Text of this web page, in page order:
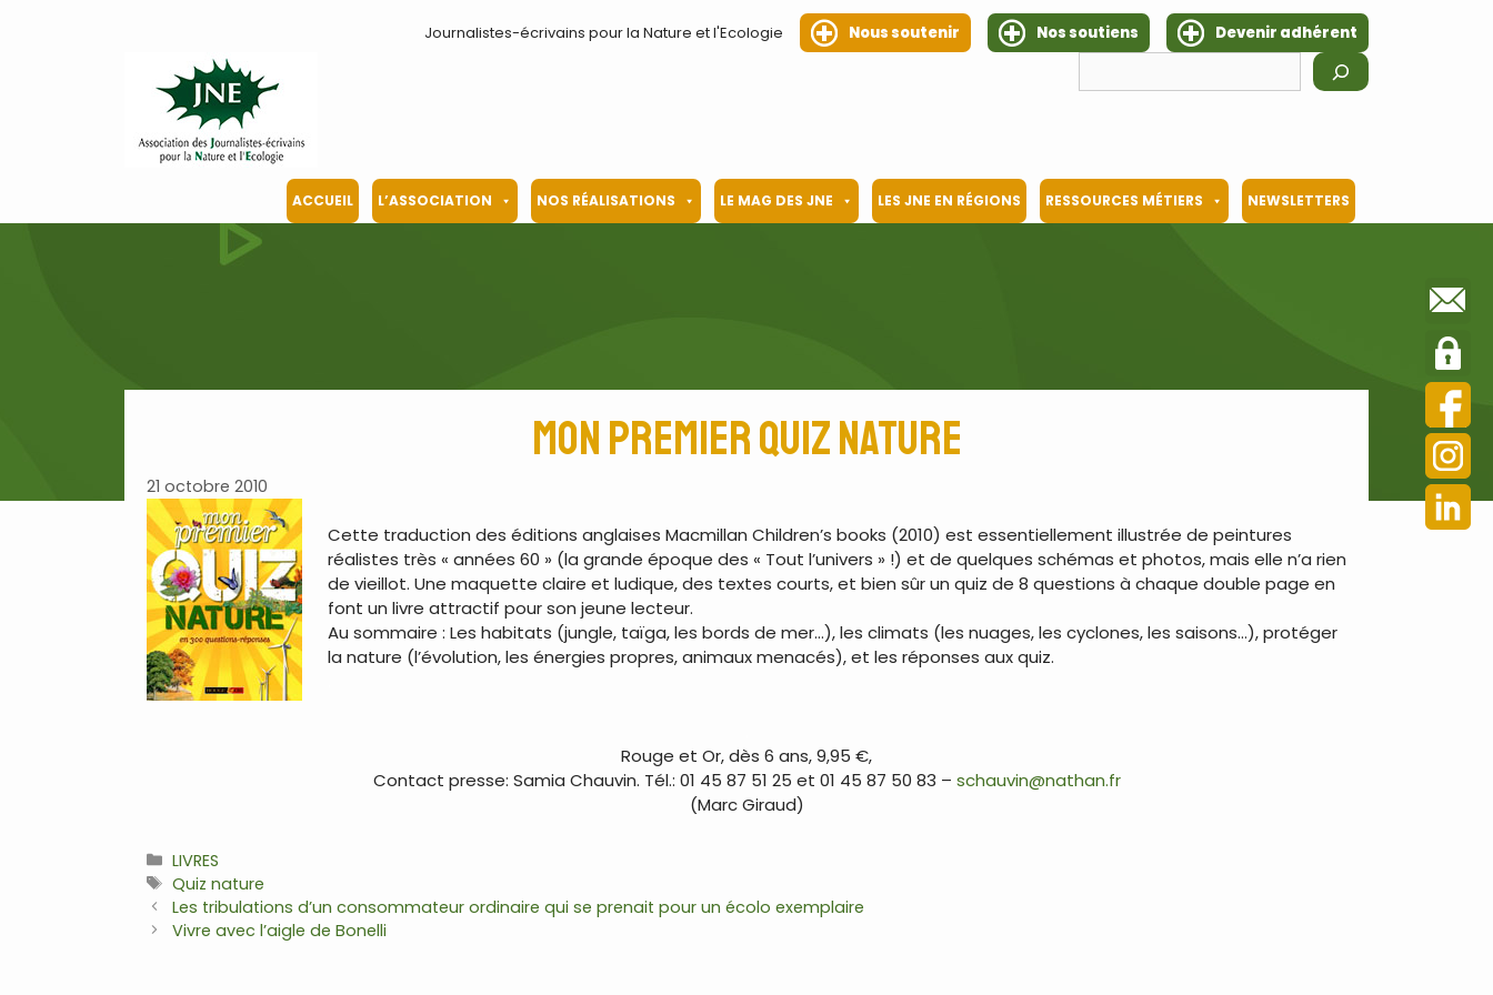
Journalistes-écrivains pour la Nature et l'Ecologie Nous soutenir Nos soutiens
Devenir adhérent
ACCUEIL L’ASSOCIATION NOS RÉALISATIONS LE MAG DES JNE LES JNE EN RÉGIONS RESSOURCES MÉTIERS NEWSLETTERS
Mon premier Quiz nature
21 octobre 2010
Cette traduction des éditions anglaises Macmillan Children’s books (2010) est essentiellement illustrée de peintures
réalistes très « années 60 » (la grande époque des « Tout l’univers » !) et de quelques schémas et photos, mais elle n’a rien
de vieillot. Une maquette claire et ludique, des textes courts, et bien sûr un quiz de 8 questions à chaque double page en
font un livre attractif pour son jeune lecteur.
Au sommaire : Les habitats (jungle, taïga, les bords de mer…), les climats (les nuages, les cyclones, les saisons…), protéger
la nature (l’évolution, les énergies propres, animaux menacés), et les réponses aux quiz.
Rouge et Or, dès 6 ans, 9,95 €,
Contact presse: Samia Chauvin. Tél.: 01 45 87 51 25 et 01 45 87 50 83 – schauvin@nathan.fr
(Marc Giraud)
Catégories
LIVRES
Étiquettes
Quiz nature
Navigation
des
Les tribulations d’un consommateur ordinaire qui se prenait pour un écolo exemplaire
Vivre avec l’aigle de Bonelli